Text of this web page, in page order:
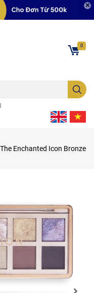
0
Enchanted Icon Bronze